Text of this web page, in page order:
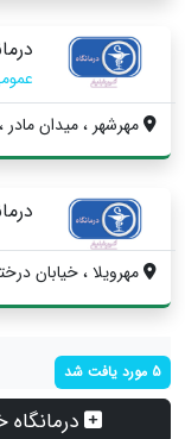
مهرشهر ، میدان مادر
مهرویلا ، خیابان
5 مورد یافت شد